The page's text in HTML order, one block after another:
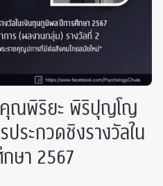
ณพิริยะ พิริปุญโญ
ประกวดชิงรางวัลใน
ษา 2567